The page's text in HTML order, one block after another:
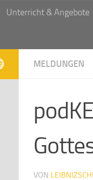
Unterricht & Angebote
MELDUNGEN
VON